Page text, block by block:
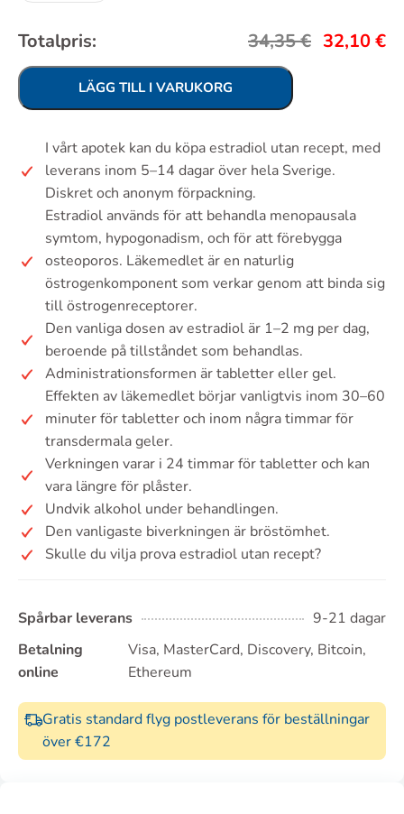
Totalpris: 34,35€ 32,10€
LÄGG TILL I VARUKORG
I vårt apotek kan du köpa estradiol utan recept, med
leverans inom 5–14 dagar över hela Sverige.
Diskret och anonym förpackning.
Estradiol används för att behandla menopausala
symtom, hypogonadism, och för att förebygga
osteoporos. Läkemedlet är en naturlig
östrogenkomponent som verkar genom att binda sig
till östrogenreceptorer.
Den vanliga dosen av estradiol är 1–2 mg per dag,
beroende på tillståndet som behandlas.
Administrationsformen är tabletter eller gel.
Effekten av läkemedlet börjar vanligtvis inom 30–60
minuter för tabletter och inom några timmar för
transdermala geler.
Verkningen varar i 24 timmar för tabletter och kan
vara längre för plåster.
Undvik alkohol under behandlingen.
Den vanligaste biverkningen är bröstömhet.
Skulle du vilja prova estradiol utan recept?
Spårbar leverans
9-21 dagar
Betalning
online
Visa, MasterCard, Discovery, Bitcoin,
Ethereum
Gratis standard flyg postleverans för beställningar
över €172